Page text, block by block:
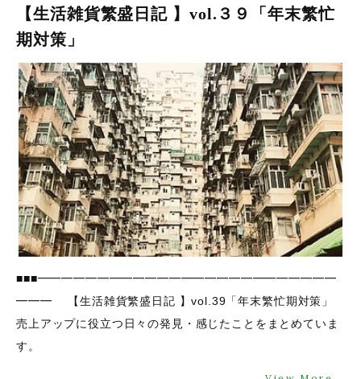
【生活雑貨繁盛日記 】vol.３９「年末繁忙
期対策」
■■■━━━━━━━━━━━━━━━━━━━━━━━━━
━━━ 【生活雑貨繁盛日記 】vol.39「年末繁忙期対策」
売上アップに役立つ日々の発見・感じたことをまとめていま
す。